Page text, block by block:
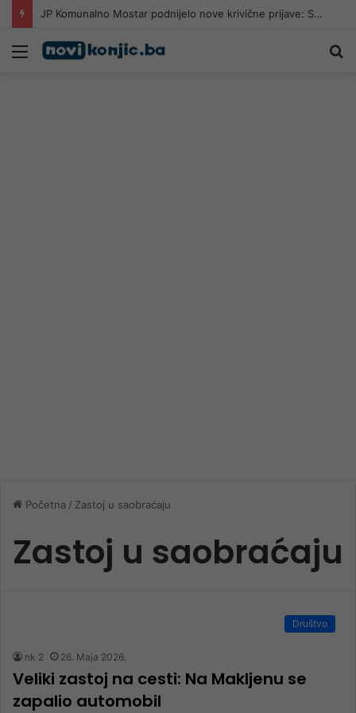
JP Komunalno Mostar podnijelo nove krivične prijave: Sumnjaju na lažno predstavljanje sindikata
Meni
Početna / Zastoj u saobraćaju
Zastoj u saobraćaju
Društvo
nk 2 26. Maja 2026.
Veliki zastoj na cesti: Na Makljenu se
zapalio automobil